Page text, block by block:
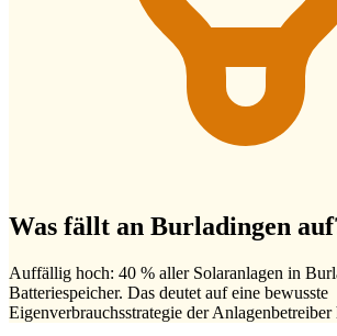
Was fällt an Burladingen
Auffällig hoch: 40 % aller Solaranlagen in
Batteriespeicher. Das deutet auf eine bewusste
Eigenverbrauchsstrategie der Anlagenbetreiber